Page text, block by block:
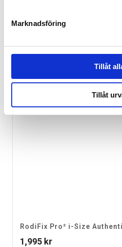
Marknadsföring
Tillåt
Tillåt
RodiFix Pro² i-Size
1,995 kr